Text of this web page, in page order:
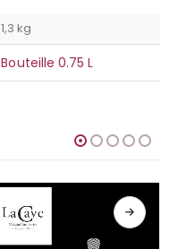
1,3 kg
Bouteille 0.75 L